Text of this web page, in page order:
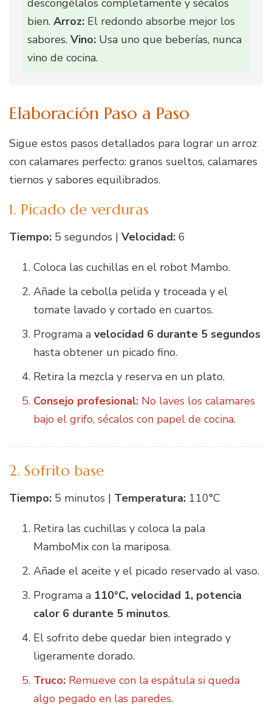
bien. Arroz: El redondo absorbe mejor los
sabores. Vino: Usa uno que beberías, nunca
vino de cocina.
Elaboración Paso a Paso
Sigue estos pasos detallados para lograr un arroz
con calamares perfecto: granos sueltos, calamares
tiernos y sabores equilibrados.
1. Picado de verduras
Tiempo: 5 segundos | Velocidad: 6
Coloca las cuchillas en el robot Mambo.
Añade la cebolla pelida y troceada y el
tomate lavado y cortado en cuartos.
Programa a velocidad 6 durante 5 segundos
hasta obtener un picado fino.
Retira la mezcla y reserva en un plato.
Consejo profesional: No laves los calamares
bajo el grifo, sécalos con papel de cocina.
2. Sofrito base
Tiempo: 5 minutos | Temperatura: 110°C
Retira las cuchillas y coloca la pala
MamboMix con la mariposa.
Añade el aceite y el picado reservado al vaso.
Programa a 110°C, velocidad 1, potencia
calor 6 durante 5 minutos.
El sofrito debe quedar bien integrado y
ligeramente dorado.
Truco: Remueve con la espátula si queda
algo pegado en las paredes.